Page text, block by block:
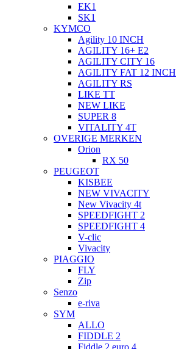
EK1
SK1
KYMCO
Agility 10 INCH
AGILITY 16+ E2
AGILITY CITY 16
AGILITY FAT 12 INCH
AGILITY RS
LIKE TT
NEW LIKE
SUPER 8
VITALITY 4T
OVERIGE MERKEN
Orion
RX 50
PEUGEOT
KISBEE
NEW VIVACITY
New Vivacity 4t
SPEEDFIGHT 2
SPEEDFIGHT 4
V-clic
Vivacity
PIAGGIO
FLY
Zip
Senzo
e-riva
SYM
ALLO
FIDDLE 2